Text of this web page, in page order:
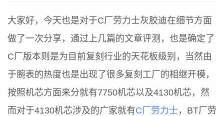
大家好，今天也是对于C厂劳力士灰胶迪在细节方面
做了一次分享，通过上几篇的文章评测，也是确定了
C厂版本则是为目前复刻行业的天花板级别，当然由
于腕表的热度也是出现了很多复刻工厂的相继开模，
按照机芯方面来分就有7750机芯以及4130机芯，然
而对于4130机芯涉及的广家就有C厂劳力士 ，BT厂劳